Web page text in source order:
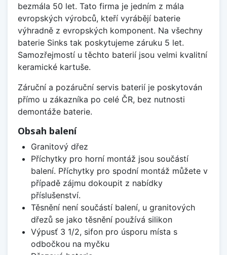
bezmála 50 let. Tato firma je jedním z mála
evropských výrobců, kteří vyrábějí baterie
výhradně z evropských komponent. Na všechny
baterie Sinks tak poskytujeme záruku 5 let.
Samozřejmostí u těchto baterií jsou velmi kvalitní
keramické kartuše.
Záruční a pozáruční servis baterií je poskytován
přímo u zákazníka po celé ČR, bez nutnosti
demontáže baterie.
Obsah balení
Granitový dřez
Příchytky pro horní montáž jsou součástí
balení. Příchytky pro spodní montáž můžete v
případě zájmu dokoupit z nabídky
příslušenství.
Těsnění není součástí balení, u granitových
dřezů se jako těsnění používá silikon
Výpusť 3 1/2, sifon pro úsporu místa s
odbočkou na myčku